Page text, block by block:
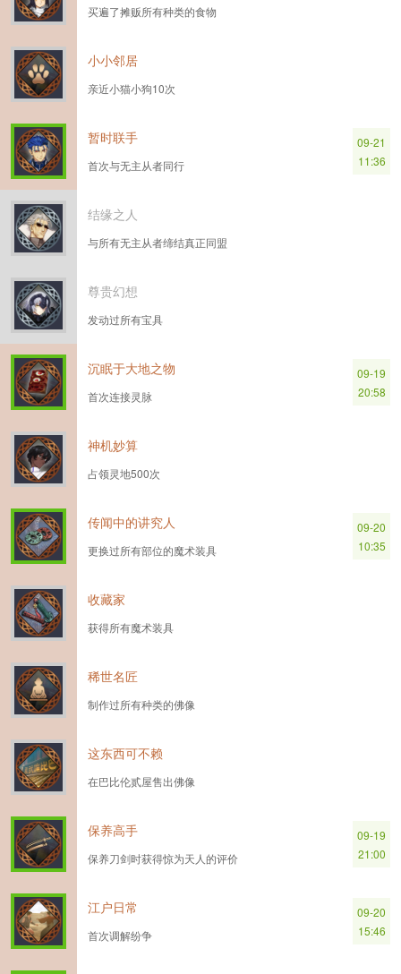
买遍了摊贩所有种类的食物
小小邻居
亲近小猫小狗10次
暂时联手
首次与无主从者同行
09-21
11:36
结缘之人
与所有无主从者缔结真正同盟
尊贵幻想
发动过所有宝具
沉眠于大地之物
首次连接灵脉
09-19
20:58
神机妙算
占领灵地500次
传闻中的讲究人
更换过所有部位的魔术装具
09-20
10:35
收藏家
获得所有魔术装具
稀世名匠
制作过所有种类的佛像
这东西可不赖
在巴比伦贰屋售出佛像
保养高手
保养刀剑时获得惊为天人的评价
09-19
21:00
江户日常
首次调解纷争
09-20
15:46